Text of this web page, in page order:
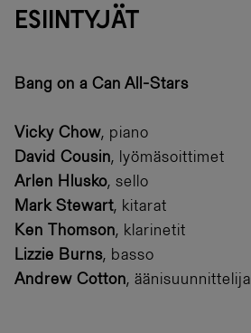
ESIINTYJÄT
Bang on a Can All-Stars
Vicky Chow, piano
David Cousin, lyömäsoittimet
Arlen Hlusko, sello
Mark Stewart, kitarat
Ken Thomson, klarinetit
Lizzie Burns, basso
Andrew Cotton, äänisuunnittelija